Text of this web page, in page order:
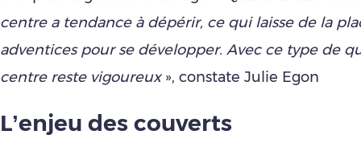
centre a tendance à dépérir, ce qui laisse de la
adventices pour se développer. Avec ce type de
centre reste vigoureux», constate Julie Egon
L’enjeu des couverts